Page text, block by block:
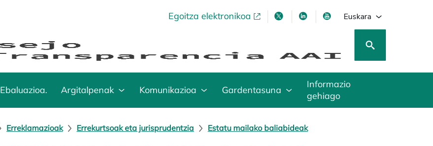
Egoitza elektronikoaopens in a new tabopens in a new tab
opens in a new tab
opens in a new tab
Euskara
Ebaluazioa. Argitalpenak Komunikazioa Gardentasuna
Informazio
gehiago
Erreklamazioak Errekurtsoak eta jurisprudentzia Estatu mailako baliabideak